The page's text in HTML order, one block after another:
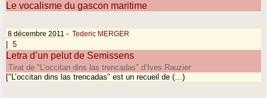
Le vocalisme du gascon maritime
8 décembre 2011 - Tederic MERGER
| 5
Letra d’un pelut de Semissens
Tirat de "L’occitan dins las trencadas" d’Ives Rauzier
["L’occitan dins las trencadas" est un recueil de (…)